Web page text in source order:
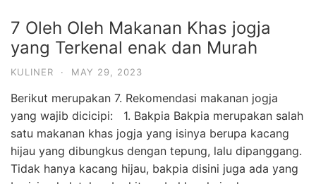
7 Oleh Oleh Makanan Khas jogja
yang Terkenal enak dan Murah
KULINER · MAY 29, 2023
Berikut merupakan 7. Rekomendasi makanan jogja
yang wajib dicicipi: 1. Bakpia Bakpia merupakan salah
satu makanan khas jogja yang isinya berupa kacang
hijau yang dibungkus dengan tepung, lalu dipanggang.
Tidak hanya kacang hijau, bakpia disini juga ada yang